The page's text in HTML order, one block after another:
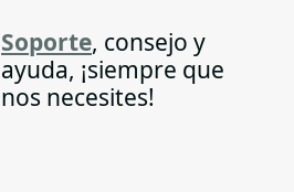
Soporte, consejo y
ayuda, ¡siempre que
nos necesites!